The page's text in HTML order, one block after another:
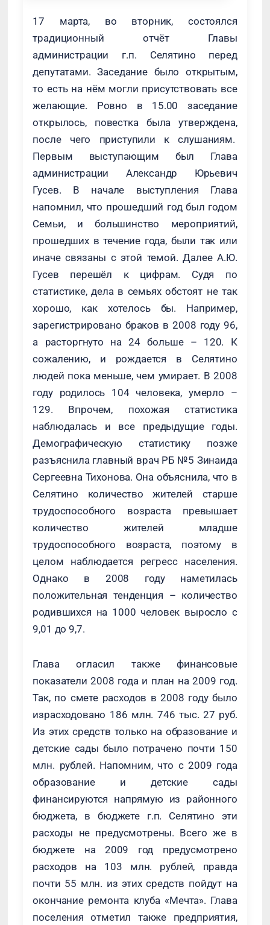
17 марта, во вторник, состоялся
традиционный отчёт Главы
администрации г.п. Селятино перед
депутатами. Заседание было открытым,
то есть на нём могли присутствовать все
желающие. Ровно в 15.00 заседание
открылось, повестка была утверждена,
после чего приступили к слушаниям.
Первым выступающим был Глава
администрации Александр Юрьевич
Гусев. В начале выступления Глава
напомнил, что прошедший год был годом
Семьи, и большинство мероприятий,
прошедших в течение года, были так или
иначе связаны с этой темой. Далее А.Ю.
Гусев перешёл к цифрам. Судя по
статистике, дела в семьях обстоят не так
хорошо, как хотелось бы. Например,
зарегистрировано браков в 2008 году 96,
а расторгнуто на 24 больше – 120. К
сожалению, и рождается в Селятино
людей пока меньше, чем умирает. В 2008
году родилось 104 человека, умерло –
129. Впрочем, похожая статистика
наблюдалась и все предыдущие годы.
Демографическую статистику позже
разъяснила главный врач РБ №5 Зинаида
Сергеевна Тихонова. Она объяснила, что в
Селятино количество жителей старше
трудоспособного возраста превышает
количество жителей младше
трудоспособного возраста, поэтому в
целом наблюдается регресс населения.
Однако в 2008 году наметилась
положительная тенденция – количество
родившихся на 1000 человек выросло с
9,01 до 9,7.
Глава огласил также финансовые
показатели 2008 года и план на 2009 год.
Так, по смете расходов в 2008 году было
израсходовано 186 млн. 746 тыс. 27 руб.
Из этих средств только на образование и
детские сады было потрачено почти 150
млн. рублей. Напомним, что с 2009 года
образование и детские сады
финансируются напрямую из районного
бюджета, в бюджете г.п. Селятино эти
расходы не предусмотрены. Всего же в
бюджете на 2009 год предусмотрено
расходов на 103 млн. рублей, правда
почти 55 млн. из этих средств пойдут на
окончание ремонта клуба «Мечта». Глава
поселения отметил также предприятия,